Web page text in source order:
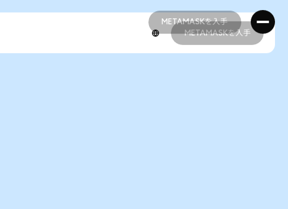
METAMASKを入手
METAMASKを入手
METAMASKを入手